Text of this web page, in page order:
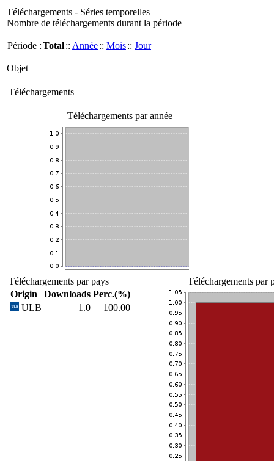
Téléchargements - Séries temporelles
Nombre de téléchargements durant la période
Période :Total:: Année:: Mois:: Jour
Objet
Téléchargements
Téléchargements par année
Téléchargements par pays
Origin
Downloads Perc.(%)
ULB
1.0 100.00
Téléchargements par